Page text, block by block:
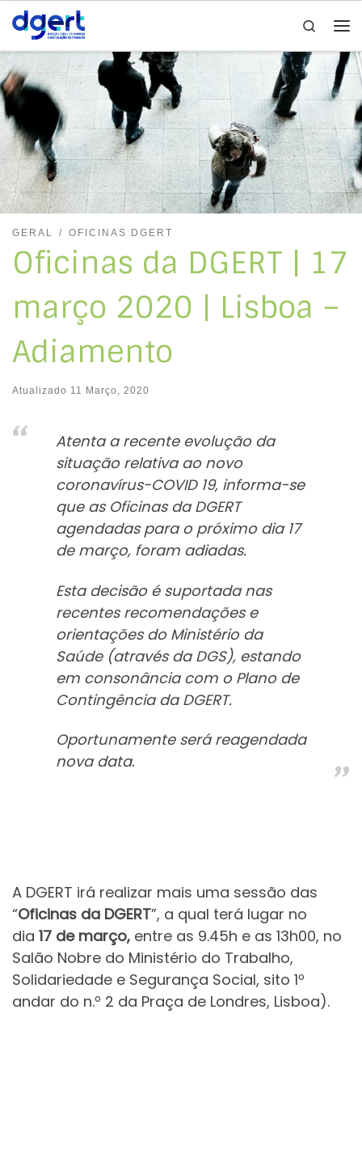
Skip to content
Search
GERAL OFICINAS DGERT
Oficinas da DGERT | 17
março 2020 | Lisboa –
Adiamento
Atualizado 11 Março, 2020
Atenta a recente evolução da
situação relativa ao novo
coronavírus-COVID 19, informa-se
que as Oficinas da DGERT
agendadas para o próximo dia 17
de março, foram adiadas.
Esta decisão é suportada nas
recentes recomendações e
orientações do Ministério da
Saúde (através da DGS), estando
em consonância com o Plano de
Contingência da DGERT.
Oportunamente será reagendada
nova data.
A DGERT irá realizar mais uma sessão das
“Oficinas da DGERT”, a qual terá lugar no
dia 17 de março, entre as 9.45h e as 13h00, no
Salão Nobre do Ministério do Trabalho,
Solidariedade e Segurança Social, sito 1º
andar do n.º 2 da Praça de Londres, Lisboa).